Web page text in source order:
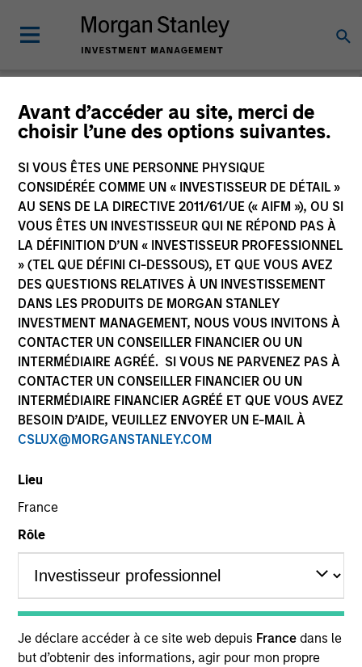
Avant d’accéder au site, merci de
choisir l’une des options suivantes.
SI VOUS ÊTES UNE PERSONNE PHYSIQUE
CONSIDÉRÉE COMME UN « INVESTISSEUR DE DÉTAIL »
AU SENS DE LA DIRECTIVE 2011/61/UE (« AIFM »), OU SI
VOUS ÊTES UN INVESTISSEUR QUI NE RÉPOND PAS À
LA DÉFINITION D’UN « INVESTISSEUR PROFESSIONNEL
» (TEL QUE DÉFINI CI-DESSOUS), ET QUE VOUS AVEZ
DES QUESTIONS RELATIVES À UN INVESTISSEMENT
DANS LES PRODUITS DE MORGAN STANLEY
INVESTMENT MANAGEMENT, NOUS VOUS INVITONS À
CONTACTER UN CONSEILLER FINANCIER OU UN
INTERMÉDIAIRE AGRÉÉ. SI VOUS NE PARVENEZ PAS À
CONTACTER UN CONSEILLER FINANCIER OU UN
INTERMÉDIAIRE FINANCIER AGRÉÉ ET QUE VOUS AVEZ
BESOIN D’AIDE, VEUILLEZ ENVOYER UN E-MAIL À
CSLUX@MORGANSTANLEY.COM
Lieu
France
Rôle
Je déclare accéder à ce site web depuis France dans le
but d’obtenir des informations, agir pour mon propre
The BEAT™
Explore The BEAT™ (Bonds, Equities,
Alternatives, Transition) which
delivers ideas and insights you need
from our investment specialists.
The BEAT™ for Q3 2026 - August
5 AOÛT 2026
Use The BEAT™ as your timely resource for the
markets. Each edition gives you ideas and
insights that show you how to navigate the
current investment environment.